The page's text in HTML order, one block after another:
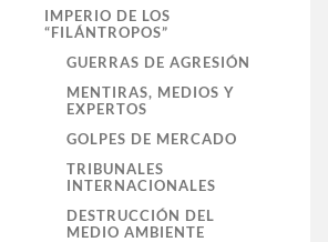
IMPERIO DE LOS
“FILÁNTROPOS”
GUERRAS DE AGRESIÓN
MENTIRAS, MEDIOS Y
EXPERTOS
GOLPES DE MERCADO
TRIBUNALES
INTERNACIONALES
DESTRUCCIÓN DEL
MEDIO AMBIENTE